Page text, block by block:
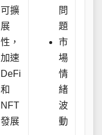
可擴
展
性，
加速
DeFi
和
NFT
發展
問
題
市
場
情
緒
波
動